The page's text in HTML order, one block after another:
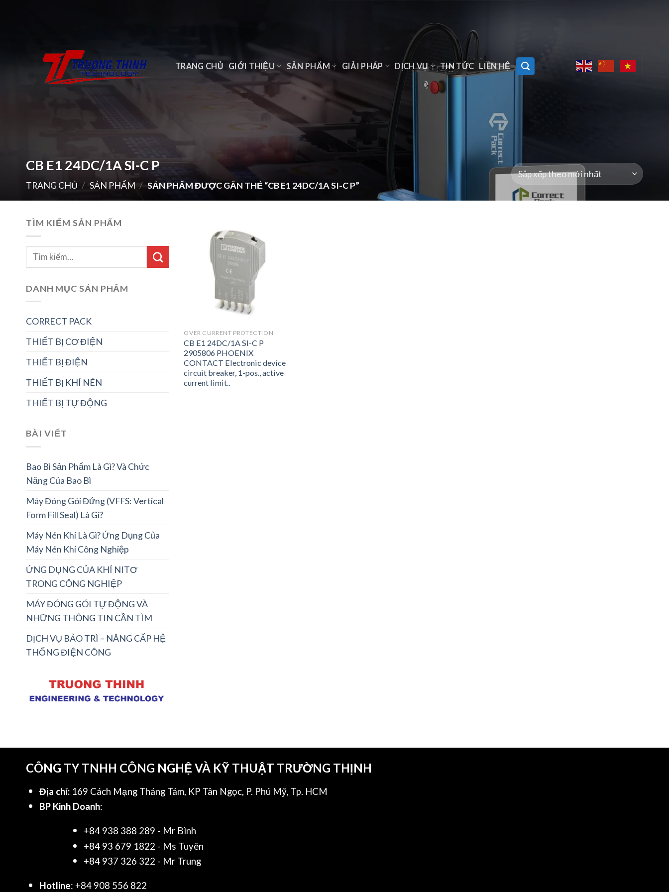
TRANG CHỦ GIỚI THIỆU SẢN PHẨM GIẢI PHÁP DỊCH VỤ TIN TỨC LIÊN HỆ
CB E1 24DC/1A SI-C P
TRANG CHỦ / SẢN PHẨM / SẢN PHẨM ĐƯỢC GẮN THẺ “CB E1 24DC/1A SI-C P”
TÌM KIẾM SẢN PHẨM
DANH MỤC SẢN PHẨM
CORRECT PACK
THIẾT BỊ CƠ ĐIỆN
THIẾT BỊ ĐIỆN
THIẾT BỊ KHÍ NÉN
THIẾT BỊ TỰ ĐỘNG
BÀI VIẾT
Bao Bì Sản Phẩm Là Gì? Và Chức
Năng Của Bao Bì
Máy Đóng Gói Đứng (VFFS: Vertical
Form Fill Seal) Là Gì?
Máy Nén Khí Là Gì? Ứng Dụng Của
Máy Nén Khí Công Nghiệp
ỨNG DỤNG CỦA KHÍ NITƠ
TRONG CÔNG NGHIỆP
MÁY ĐÓNG GÓI TỰ ĐỘNG VÀ
NHỮNG THÔNG TIN CẦN TÌM
DỊCH VỤ BẢO TRÌ – NÂNG CẤP HỆ
THỐNG ĐIỆN CÔNG
OVER CURRENT PROTECTION
CB E1 24DC/1A SI-C P
2905806 PHOENIX
CONTACT Electronic device
circuit breaker, 1-pos., active
current limit..
CÔNG TY TNHH CÔNG NGHỆ VÀ KỸ THUẬT TRƯỜNG THỊNH
Địa chỉ: 169 Cách Mạng Tháng Tám, KP Tân Ngọc, P. Phú Mỹ, Tp. HCM
BP Kinh Doanh:
+84 938 388 289 - Mr Bình
+84 93 679 1822 - Ms Tuyên
+84 937 326 322 - Mr Trung
Hotline: +84 908 556 822